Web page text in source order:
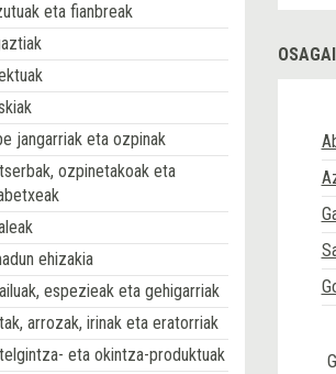
eta fianbreak
jangarriak eta ozpinak
ozpinetakoak eta
ehizakia
espezieak eta gehigarriak
arrozak, irinak eta eratorriak
eta okintza-produktuak